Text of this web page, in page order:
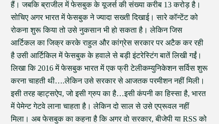
हैं। जबकि ब्राजील में फेसबुक के यूजर्स की संख्या करीब 13 करोड़ है।
सोचिए अगर भारत में फेसबुक ने ज्यादा सख्ती दिखाई। सारे कॉन्टेंट को
रोकना शुरू किया तो उसे नुकसान भी हो सकता है। लेकिन जिस
आर्टिकल का जिक्र करके राहुल और कांग्रेस सरकार पर अटैक कर रही
है उसी आर्टिकिल में फेसबुक के हवाले से बड़ी इंटरेस्टिंग बातें लिखी गईं।
लिखा कि 2016 में फेसबुक भारत में एक फ्री टेलीकम्युनिकेशन सर्विस शुरू
करना चाहती थी….लेकिन उसे सरकार से आजतक परमीशन नहीं मिली।
इसी तरह व्हाट्सऐप, जो इसी ग्रुप का है…इसी कंपनी का हिस्सा है, भारत
में पेमेन्ट गेटवे लाना चाहता है। लेकिन दो साल से उसे एप्रूवल नहीं
मिला। अब फेसबुक का कहना है कि अगर वो सरकार, बीजेपी या RSS को